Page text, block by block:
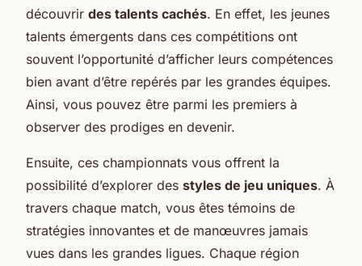
découvrir des talents cachés. En effet, les jeunes
talents émergents dans ces compétitions ont
souvent l’opportunité d’afficher leurs compétences
bien avant d’être repérés par les grandes équipes.
Ainsi, vous pouvez être parmi les premiers à
observer des prodiges en devenir.
Ensuite, ces championnats vous offrent la
possibilité d’explorer des styles de jeu uniques. À
travers chaque match, vous êtes témoins de
stratégies innovantes et de manœuvres jamais
vues dans les grandes ligues. Chaque région